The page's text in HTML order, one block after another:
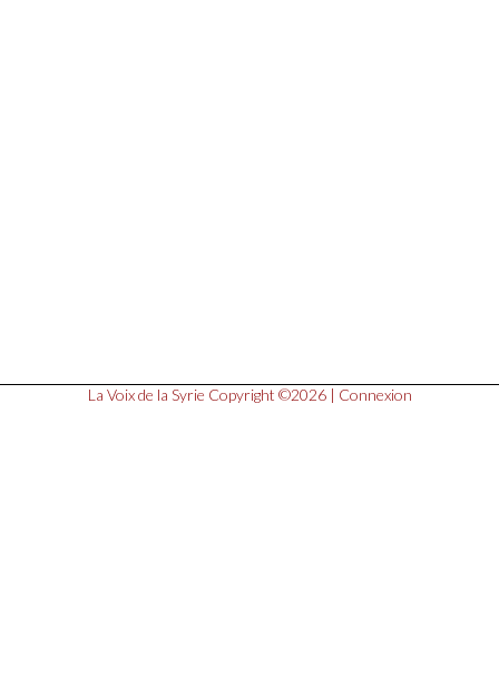
La Voix de la Syrie Copyright ©2026 | Connexion